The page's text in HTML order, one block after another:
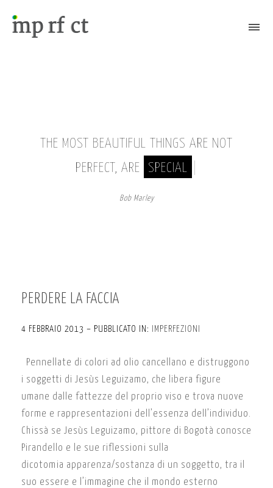
Attiva/Disattiva il menù
THE MOST BEAUTIFUL THINGS ARE NOT
PERFECT, ARE
SPECIAL
Bob Marley
PERDERE LA FACCIA
4 FEBBRAIO 2013 – PUBBLICATO IN: IMPERFEZIONI
Pennellate di colori ad olio cancellano e distruggono
i soggetti di Jesùs Leguizamo, che libera figure
umane dalle fattezze del proprio viso e trova nuove
forme e rappresentazioni dell’essenza dell’individuo.
Chissà se Jesùs Leguizamo, pittore di Bogotà conosce
Pirandello e le sue riflessioni sulla
dicotomia apparenza/sostanza di un soggetto, tra il
suo essere e l’immagine che il mondo esterno